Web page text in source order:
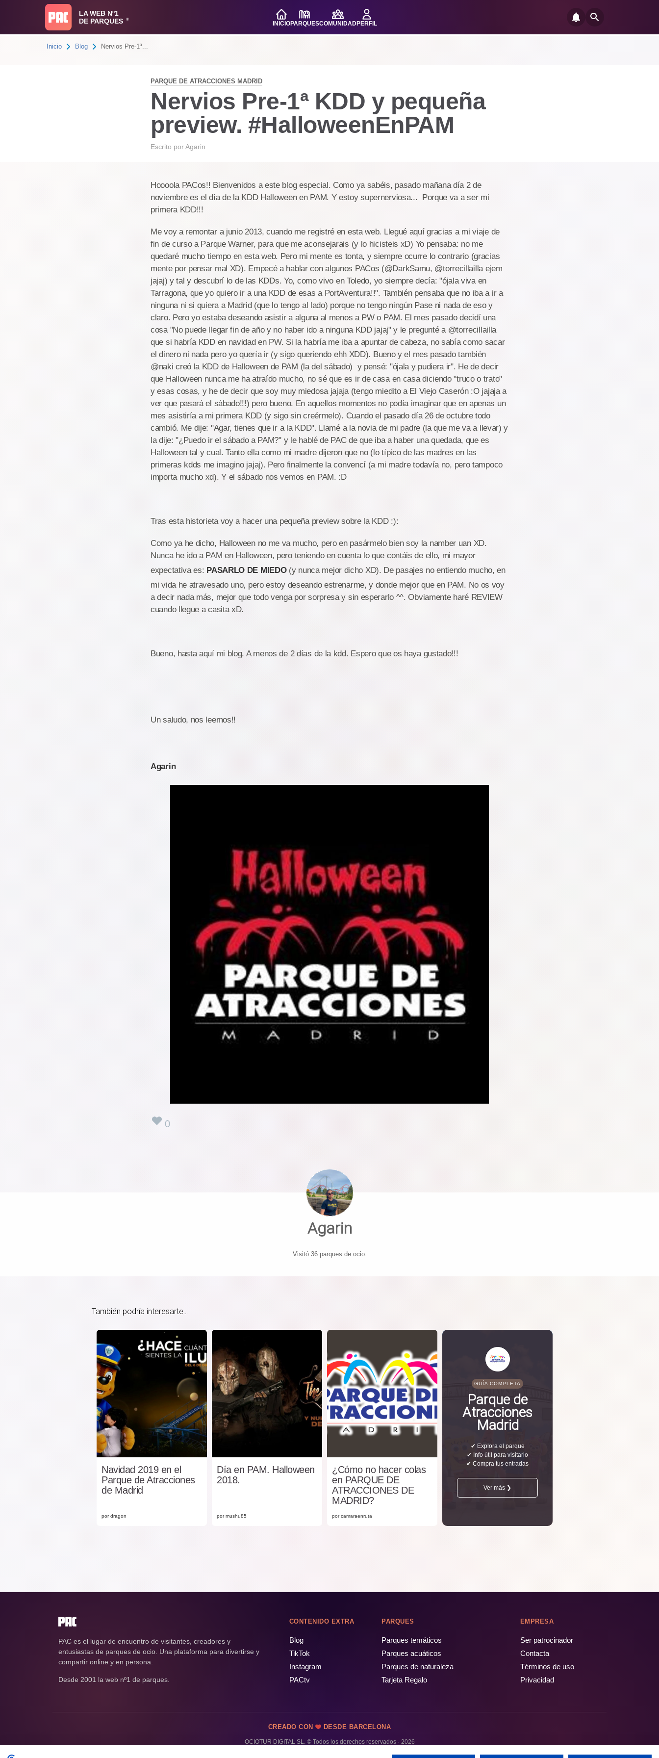
LA WEB Nº1
DE PARQUES
®
INICIOPARQUESCOMUNIDADPERFIL
Inicio Blog Nervios Pre-1ª...
PARQUE DE ATRACCIONES MADRID
Nervios Pre-1ª KDD y pequeña
preview. #HalloweenEnPAM
Escrito porAgarin
Hoooola PACos!! Bienvenidos a este blog especial. Como ya sabéis, pasado mañana día 2 de
noviembre es el día de la KDD Halloween en PAM. Y estoy supernerviosa... Porque va a ser mi
primera KDD!!!
Me voy a remontar a junio 2013, cuando me registré en esta web. Llegué aquí gracias a mi viaje de
fin de curso a Parque Warner, para que me aconsejarais (y lo hicisteis xD) Yo pensaba: no me
quedaré mucho tiempo en esta web. Pero mi mente es tonta, y siempre ocurre lo contrario (gracias
mente por pensar mal XD). Empecé a hablar con algunos PACos (@DarkSamu, @torrecillailla ejem
jajaj) y tal y descubrí lo de las KDDs. Yo, como vivo en Toledo, yo siempre decía: "ójala viva en
Tarragona, que yo quiero ir a una KDD de esas a PortAventura!!". También pensaba que no iba a ir a
ninguna ni si quiera a Madrid (que lo tengo al lado) porque no tengo ningún Pase ni nada de eso y
claro. Pero yo estaba deseando asistir a alguna al menos a PW o PAM. El mes pasado decidí una
cosa "No puede llegar fin de año y no haber ido a ninguna KDD jajaj" y le pregunté a @torrecillailla
que si habría KDD en navidad en PW. Si la habría me iba a apuntar de cabeza, no sabía como sacar
el dinero ni nada pero yo quería ir (y sigo queriendo ehh XDD). Bueno y el mes pasado también
@naki creó la KDD de Halloween de PAM (la del sábado) y pensé: "ójala y pudiera ir". He de decir
que Halloween nunca me ha atraído mucho, no sé que es ir de casa en casa diciendo "truco o trato"
y esas cosas, y he de decir que soy muy miedosa jajaja (tengo miedito a El Viejo Caserón :O jajaja a
ver que pasará el sábado!!!) pero bueno. En aquellos momentos no podía imaginar que en apenas un
mes asistiría a mi primera KDD (y sigo sin creérmelo). Cuando el pasado día 26 de octubre todo
cambió. Me dije: "Agar, tienes que ir a la KDD". Llamé a la novia de mi padre (la que me va a llevar) y
la dije: "¿Puedo ir el sábado a PAM?" y le hablé de PAC de que iba a haber una quedada, que es
Halloween tal y cual. Tanto ella como mi madre dijeron que no (lo típico de las madres en las
primeras kdds me imagino jajaj). Pero finalmente la convencí (a mi madre todavía no, pero tampoco
importa mucho xd). Y el sábado nos vemos en PAM. :D
Tras esta historieta voy a hacer una pequeña preview sobre la KDD :):
Como ya he dicho, Halloween no me va mucho, pero en pasármelo bien soy la namber uan XD.
Nunca he ido a PAM en Halloween, pero teniendo en cuenta lo que contáis de ello, mi mayor
expectativa es: PASARLO DE MIEDO (y nunca mejor dicho XD). De pasajes no entiendo mucho, en
mi vida he atravesado uno, pero estoy deseando estrenarme, y donde mejor que en PAM. No os voy
a decir nada más, mejor que todo venga por sorpresa y sin esperarlo ^^. Obviamente haré REVIEW
cuando llegue a casita xD.
Bueno, hasta aquí mi blog. A menos de 2 días de la kdd. Espero que os haya gustado!!!
Un saludo, nos leemos!!
Agarin
0
Agarin
Visitó 36 parques de ocio.
También podría interesarte...
Navidad 2019 en el
Parque de Atracciones
de Madrid
por dragon
Día en PAM. Halloween
2018.
por mushu85
¿Cómo no hacer colas
en PARQUE DE
ATRACCIONES DE
MADRID?
por camaraenruta
GUÍA COMPLETA
Parque de
Atracciones
Madrid
✔ Explora el parque
✔ Info útil para visitarlo
✔ Compra tus entradas
Ver más ❯
PAC es el lugar de encuentro de visitantes, creadores y
entusiastas de parques de ocio. Una plataforma para divertirse y
compartir online y en persona.
Desde 2001 la web nº1 de parques.
CONTENIDO EXTRA
Blog
TikTok
Instagram
PACtv
PARQUES
Parques temáticos
Parques acuáticos
Parques de naturaleza
Tarjeta Regalo
EMPRESA
Ser patrocinador
Contacta
Términos de uso
Privacidad
CREADO CON DESDE BARCELONA
OCIOTUR DIGITAL SL. © Todos los derechos reservados · 2026